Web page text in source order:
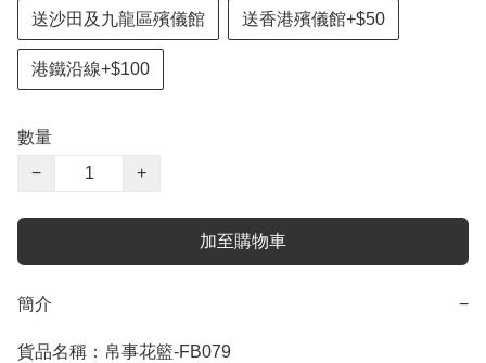
送沙田及九龍區殯儀館 送香港殯儀館+$50
港鐵沿線+$100
數量
−
+
加至購物車
簡介 −
貨品名稱：帛事花籃-FB079